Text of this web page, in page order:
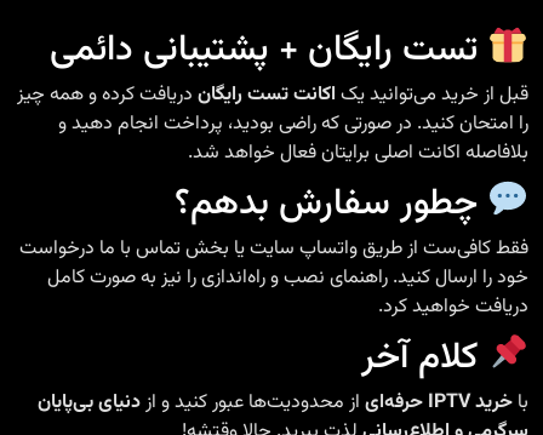
تست رایگان + پشتیبانی دائمی
قبل از خرید می‌توانید یک اکانت تست رایگان دریافت کرده و همه چیز
را امتحان کنید. در صورتی که راضی بودید، پرداخت انجام دهید و
بلافاصله اکانت اصلی برایتان فعال خواهد شد.
چطور سفارش بدهم؟
فقط کافی‌ست از طریق واتساپ سایت یا بخش تماس با ما درخواست
خود را ارسال کنید. راهنمای نصب و راه‌اندازی را نیز به صورت کامل
دریافت خواهید کرد.
کلام آخر
با خرید IPTV حرفه‌ای از محدودیت‌ها عبور کنید و ازدنیای بی‌پایان